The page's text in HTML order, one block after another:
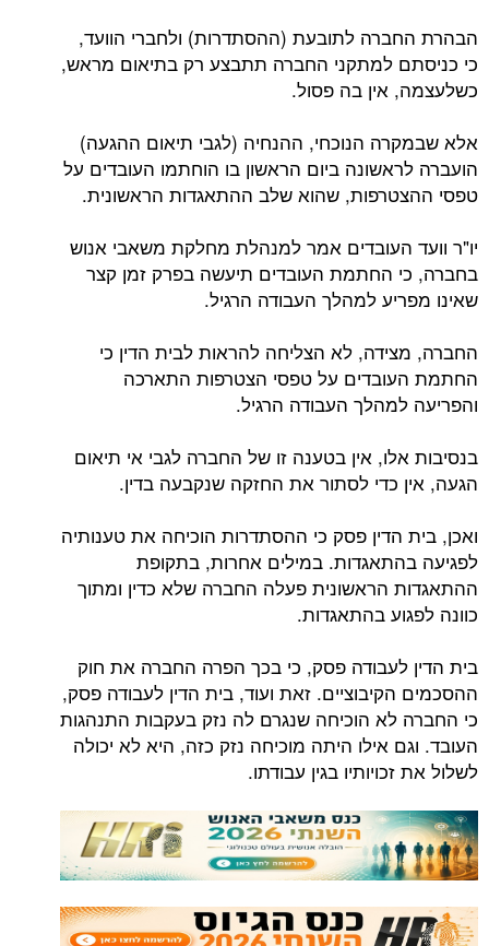
הבהרת החברה לתובעת (ההסתדרות) ולחברי הוועד,
כי כניסתם למתקני החברה תתבצע רק בתיאום מראש,
כשלעצמה, אין בה פסול.
אלא שבמקרה הנוכחי, ההנחיה (לגבי תיאום ההגעה)
הועברה לראשונה ביום הראשון בו הוחתמו העובדים על
טפסי ההצטרפות, שהוא שלב ההתאגדות הראשונית.
יו"ר וועד העובדים אמר למנהלת מחלקת משאבי אנוש
בחברה, כי החתמת העובדים תיעשה בפרק זמן קצר
שאינו מפריע למהלך העבודה הרגיל.
החברה, מצידה, לא הצליחה להראות לבית הדין כי
החתמת העובדים על טפסי הצטרפות התארכה
והפריעה למהלך העבודה הרגיל.
בנסיבות אלו, אין בטענה זו של החברה לגבי אי תיאום
הגעה, אין כדי לסתור את החזקה שנקבעה בדין.
ואכן, בית הדין פסק כי ההסתדרות הוכיחה את טענותיה
לפגיעה בהתאגדות. במילים אחרות, בתקופת
ההתאגדות הראשונית פעלה החברה שלא כדין ומתוך
כוונה לפגוע בהתאגדות.
בית הדין לעבודה פסק, כי בכך הפרה החברה את חוק
ההסכמים הקיבוציים. זאת ועוד, בית הדין לעבודה פסק,
כי החברה לא הוכיחה שנגרם לה נזק בעקבות התנהגות
העובד. וגם אילו היתה מוכיחה נזק כזה, היא לא יכולה
לשלול את זכויותיו בגין עבודתו.